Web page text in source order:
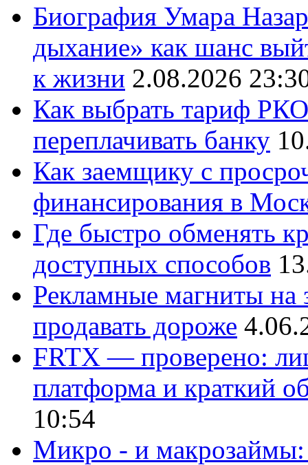
Биография Умара
дыхание» как шанс
к жизни 2.08.2026
Как выбрать тариф
переплачивать банку
Как заемщику с
финансирования в
Где быстро обменять
доступных способов
Рекламные магниты на
продавать дороже
FRTX — проверено:
платформа и краткий
10:54
Микро - и макрозаймы: